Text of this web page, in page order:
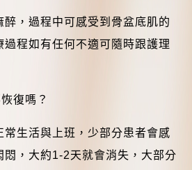
醉，過程中可感受到骨盆底肌的
過程如有任何不適可隨時跟護理
復嗎？
常生活與上班，少部分患者會感
悶，大約1-2天就會消失，大部分